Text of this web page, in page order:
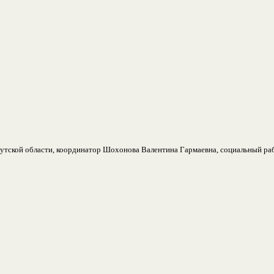
области, координатор Шохонова Валентина Гармаевна, социальный